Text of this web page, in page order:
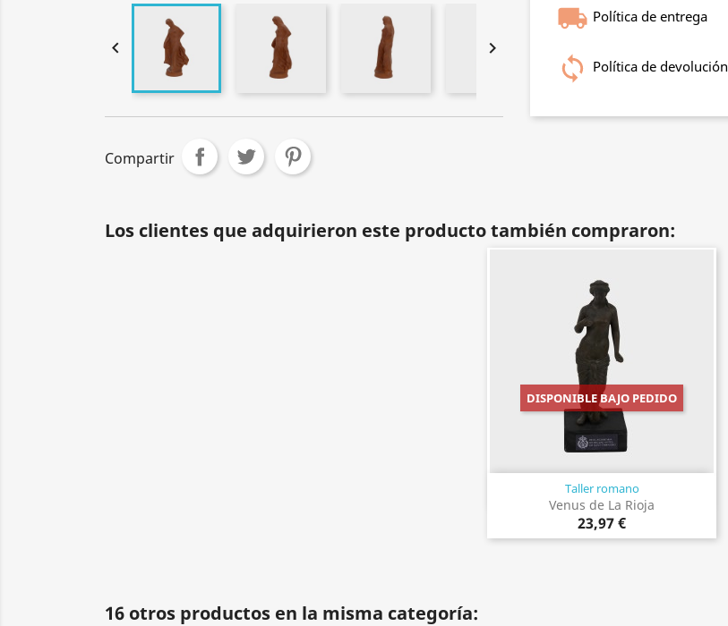
 
Política de entrega
Política de devolución
Compartir
Los clientes que adquirieron este producto también compraron:
Taller romano
Venus de La Rioja
23,97 €
DISPONIBLE BAJO PEDIDO
Vista rápida
16 otros productos en la misma categoría: